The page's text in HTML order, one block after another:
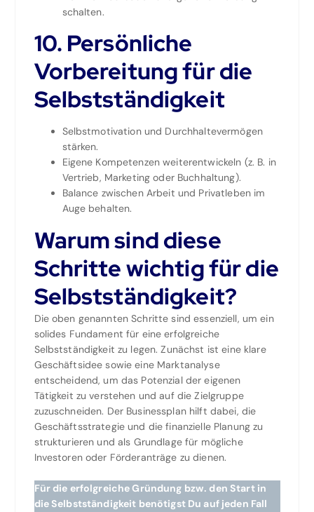
schalten.
10. Persönliche
Vorbereitung für die
Selbstständigkeit
Selbstmotivation und Durchhaltevermögen
stärken.
Eigene Kompetenzen weiterentwickeln (z. B. in
Vertrieb, Marketing oder Buchhaltung).
Balance zwischen Arbeit und Privatleben im
Auge behalten.
Warum sind diese
Schritte wichtig für die
Selbstständigkeit?
Die oben genannten Schritte sind essenziell, um ein
solides Fundament für eine erfolgreiche
Selbstständigkeit zu legen. Zunächst ist eine klare
Geschäftsidee sowie eine Marktanalyse
entscheidend, um das Potenzial der eigenen
Tätigkeit zu verstehen und auf die Zielgruppe
zuzuschneiden. Der Businessplan hilft dabei, die
Geschäftsstrategie und die finanzielle Planung zu
strukturieren und als Grundlage für mögliche
Investoren oder Förderanträge zu dienen.
Für die erfolgreiche Gründung bzw. den Start in
die Selbstständigkeit benötigst Du auf jeden Fall